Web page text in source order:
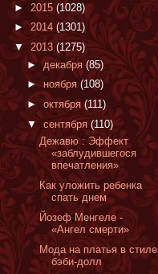
► 2015 (1028)
►2014 (1301)
▼ 2013 (1275)
►декабря (85)
► ноября (108)
► октября(111)
▼ сентября (110)
Дежавю : Эффект
«заблудившегося
впечатления»
Как уложить ребенка
спать днем
Йозеф Менгеле -
«Ангел смерти»
Мода на платья в стиле
бэби-долл